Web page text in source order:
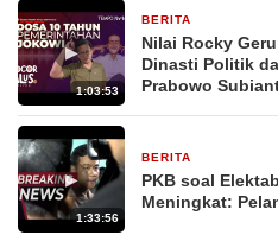
▶
1:03:53
BERITA
Nilai Rocky
Dinasti Politik
Prabowo
▶
1:33:56
BERITA
PKB soal
Meningkat: